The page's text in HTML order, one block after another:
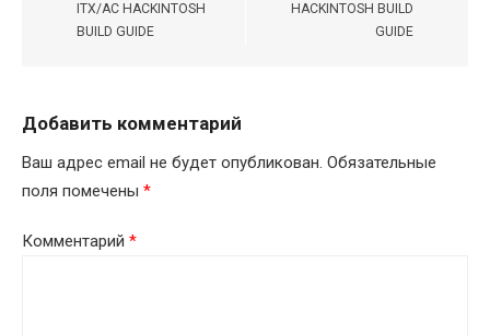
записям
ITX/AC HACKINTOSH
BUILD GUIDE
HACKINTOSH BUILD
GUIDE
Добавить комментарий
Ваш адрес email не будет опубликован. Обязательные
поля помечены *
Комментарий *